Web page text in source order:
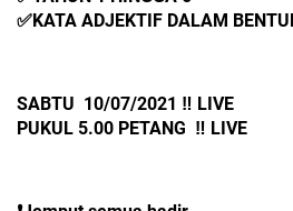
✅KATA ADJEKTIF DALAM
SABTU  10/07/2021 ‼️ LIVE
PUKUL 5.00 PETANG  ‼️ LIVE